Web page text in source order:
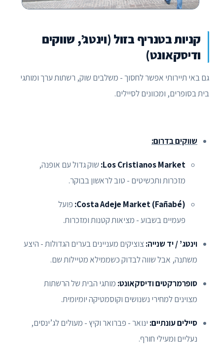
קניות בטנריף בזול (וינטג’, שווקים
ודיסקאונט)
גם באי תיירותי אפשר לחסוך - משלבים שוק, רשתות ערך ומותגי
בית בסופרים, ומכוונים לסיילים.
שווקים בדרום:
Los Cristianos Market: שוק גדול עם אופנה,
מזכרות ותכשיטים - טוב לראשון בבוקר.
Costa Adeje Market (Fañabé): פועל
פעמיים בשבוע - מציאות קטנות ומזכרות.
וינטג’ / יד שנייה: צוציקים מעניינים בערים הגדולות - היצע
משתנה, אבל שווה לבדוק כשממילא מטיילות שם.
סופרמרקטים ודיסקאונט: מותגי הבית של הרשתות
מצוינים למחירי נשנושים וקוסמטיקה יומיומית.
סיילים עונתיים: ינואר - פברואר וקיץ - מעולים לג’ינסים,
נעליים ומעילי חורף.